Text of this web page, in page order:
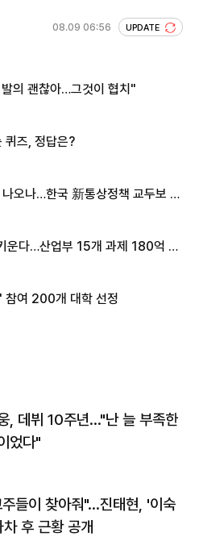
08.09 06:56 UPDATE
의 괜찮아…그것이 협치"
퀴즈, 정답은?
오나…한국 新통상정책 교두보 활
운다…산업부 15개 과제 180억 지
참여 200개 대학 선정
, 데뷔 10주년…"난 늘 부족한
었다"
들이 찾아줘"…진태현, '이숙
후 근황 공개